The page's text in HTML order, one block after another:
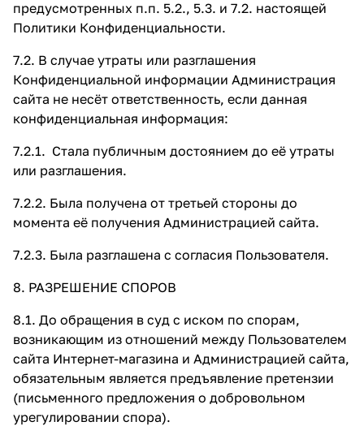
предусмотренных п.п. 5.2., 5.3. и 7.2. настоящей
Политики Конфиденциальности.
7.2. В случае утраты или разглашения
Конфиденциальной информации Администрация
сайта не несёт ответственность, если данная
конфиденциальная информация:
7.2.1. Стала публичным достоянием до её утраты
или разглашения.
7.2.2. Была получена от третьей стороны до
момента её получения Администрацией сайта.
7.2.3. Была разглашена с согласия Пользователя.
8. РАЗРЕШЕНИЕ СПОРОВ
8.1. До обращения в суд с иском по спорам,
возникающим из отношений между Пользователем
сайта Интернет-магазина и Администрацией сайта,
обязательным является предъявление претензии
(письменного предложения о добровольном
урегулировании спора).